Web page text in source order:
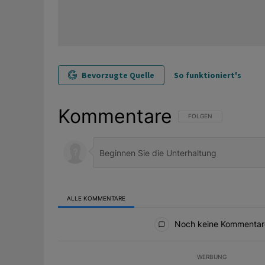
Bevorzugte Quelle So funktioniert's
Kommentare FOLGE DIESER
FOLGEN
ALLE KOMMENTARE
Noch keine
WERBUNG